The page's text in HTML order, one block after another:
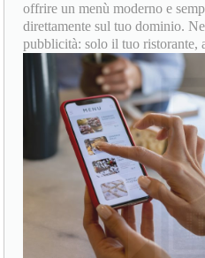
offrire un menù moderno e
direttamente sul tuo dominio.
pubblicità: solo il tuo ristorante,